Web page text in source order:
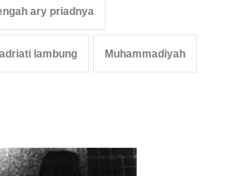
ary priadnya
lambung Muhammadiyah